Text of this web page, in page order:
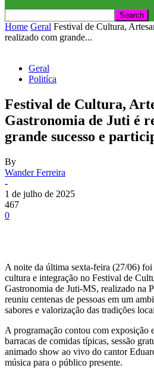
Home Geral Festival de Cultura,
realizado com grande...
Geral
Politíca
Festival de Cultura,
Gastronomia de Juti é
grande sucesso e
By
Wander Ferreira
-
1 de julho de 2025
467
0
A noite da última sexta-feira (27/06) foi
cultura e integração no Festival de
Gastronomia de Juti-MS, realizado na
reuniu centenas de pessoas em um
sabores e valorização das tradições
A programação contou com exposição
barracas de comidas típicas, sessão
animado show ao vivo do cantor
música para o público presente.